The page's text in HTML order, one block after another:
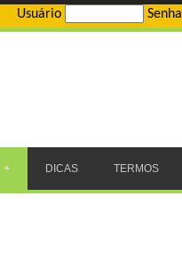
Usuário Senha
DICAS TERMOS